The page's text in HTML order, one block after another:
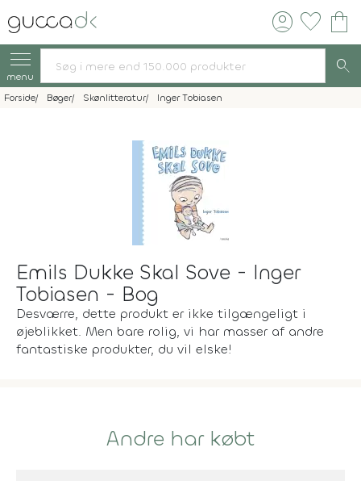
account_circle favorite shopping_bag
menu search
Forside Bøger Skønlitteratur Inger Tobiasen
Emils Dukke Skal Sove - Inger
Tobiasen - Bog
Desværre, dette produkt er ikke tilgængeligt i
øjeblikket. Men bare rolig, vi har masser af andre
fantastiske produkter, du vil elske!
Andre har købt